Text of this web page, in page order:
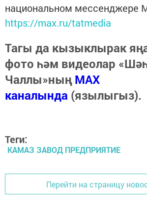
национальном мессенджере
https://max.ru/tatmedia
Тагы да кызыклырак
фото һәм видеолар
Чаллы»ныңMAX
каналында (язылыгыз).
Теги:
КАМАЗ ЗАВОД ПРЕДПРИЯТИЕ
Перейти на страницу